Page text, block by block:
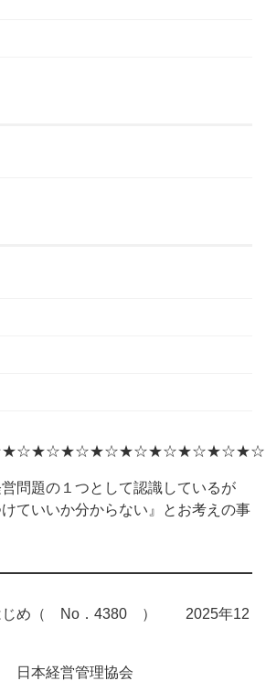
の１つとして認識しているが
いいか分からない』とお考えの事
じめ（ No．4380 ） 2025年12
理協会